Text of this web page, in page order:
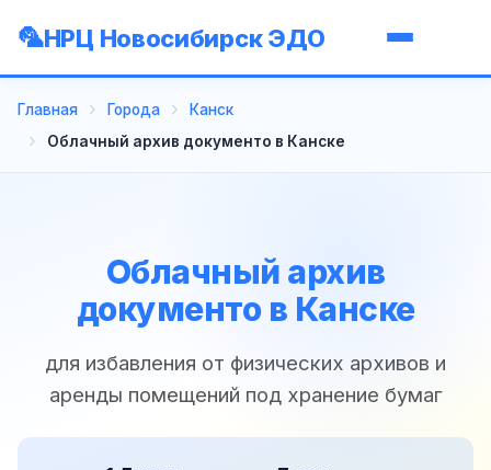
НРЦ Новосибирск ЭДО
Главная Города
Канск
Облачный архив документо в Канске
Облачный архив
документо в Канске
для избавления от физических архивов и
аренды помещений под хранение бумаг